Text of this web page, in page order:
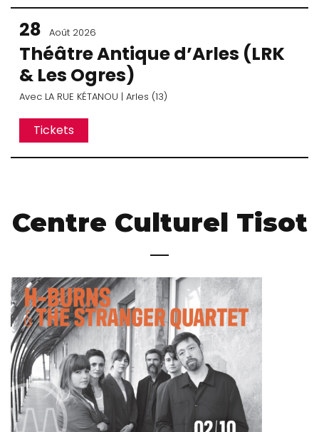
28 Août 2026
Théâtre Antique d’Arles (LRK
& Les Ogres)
Avec LA RUE KÉTANOU | Arles (13)
Tickets
Centre Culturel Tisot